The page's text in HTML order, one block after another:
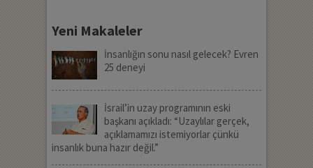
Yeni Makaleler
İnsanlığın sonu nasıl gelecek? Evren
25 deneyi
İsrail’in uzay programının eski
başkanı açıkladı: “Uzaylılar gerçek,
açıklamamızı istemiyorlar çünkü
insanlık buna hazır değil.”